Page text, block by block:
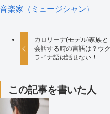
音楽家（ミュージシャン）
カロリーナ(モデル)家族と
会話する時の言語は？ウク
ライナ語は話せない！
この記事を書いた人